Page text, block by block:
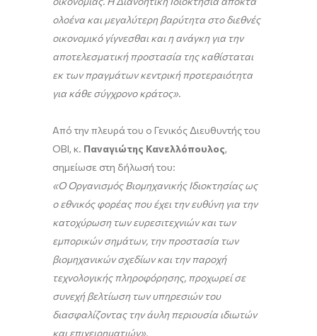
ολοένα και μεγαλύτερη βαρύτητα στο διεθνές
οικονομικό γίγνεσθαι και η ανάγκη για την
αποτελεσματική προστασία της καθίσταται
εκ των πραγμάτων κεντρική προτεραιότητα
για κάθε σύγχρονο κράτος».
Από την πλευρά του ο Γενικός Διευθυντής του
ΟΒΙ, κ. Παναγιώτης Κανελλόπουλος,
σημείωσε στη δήλωσή του:
«Ο Οργανισμός Βιομηχανικής Ιδιοκτησίας ως
ο εθνικός φορέας που έχει την ευθύνη για την
κατοχύρωση των ευρεσιτεχνιών και των
εμπορικών σημάτων, την προστασία των
βιομηχανικών σχεδίων και την παροχή
τεχνολογικής πληροφόρησης, προχωρεί σε
συνεχή βελτίωση των υπηρεσιών του
διασφαλίζοντας την άυλη περιουσία ιδιωτών
και επιχειρηματιών».